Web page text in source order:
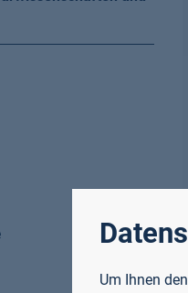
Um Ihnen